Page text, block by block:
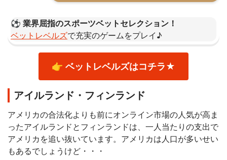
⚽️ 業界屈指のスポーツベットセレクション！
ベットレベルズで充実のゲームをプレイ♪
👉 ベットレベルズはコチラ★
アイルランド・フィンランド
アメリカの合法化よりも前にオンライン市場の人気が高ま
ったアイルランドとフィンランドは、一人当たりの支出で
アメリカを追い抜いています。アメリカは人口が多いせい
もあるでしょうけど・・・